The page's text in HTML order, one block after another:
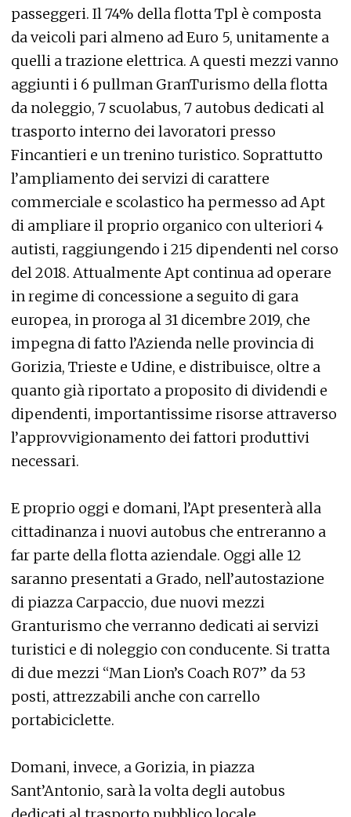
passeggeri. Il 74% della flotta Tpl è composta
da veicoli pari almeno ad Euro 5, unitamente a
quelli a trazione elettrica. A questi mezzi vanno
aggiunti i 6 pullman GranTurismo della flotta
da noleggio, 7 scuolabus, 7 autobus dedicati al
trasporto interno dei lavoratori presso
Fincantieri e un trenino turistico. Soprattutto
l’ampliamento dei servizi di carattere
commerciale e scolastico ha permesso ad Apt
di ampliare il proprio organico con ulteriori 4
autisti, raggiungendo i 215 dipendenti nel corso
del 2018. Attualmente Apt continua ad operare
in regime di concessione a seguito di gara
europea, in proroga al 31 dicembre 2019, che
impegna di fatto l’Azienda nelle provincia di
Gorizia, Trieste e Udine, e distribuisce, oltre a
quanto già riportato a proposito di dividendi e
dipendenti, importantissime risorse attraverso
l’approvvigionamento dei fattori produttivi
necessari.
E proprio oggi e domani, l’Apt presenterà alla
cittadinanza i nuovi autobus che entreranno a
far parte della flotta aziendale. Oggi alle 12
saranno presentati a Grado, nell’autostazione
di piazza Carpaccio, due nuovi mezzi
Granturismo che verranno dedicati ai servizi
turistici e di noleggio con conducente. Si tratta
di due mezzi “Man Lion’s Coach R07” da 53
posti, attrezzabili anche con carrello
portabiciclette.
Domani, invece, a Gorizia, in piazza
Sant’Antonio, sarà la volta degli autobus